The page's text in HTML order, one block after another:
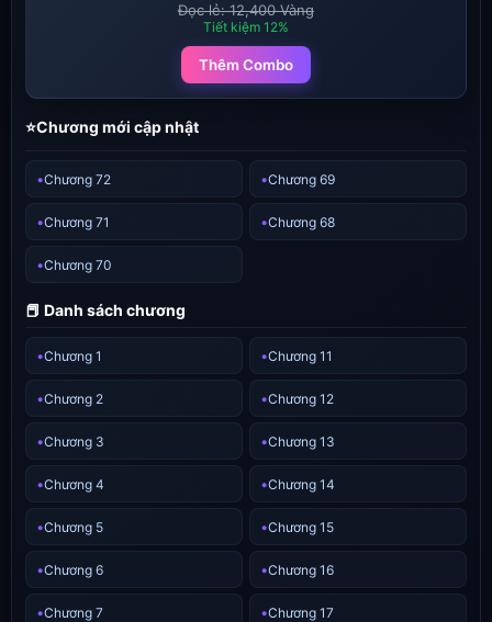
Đọc lẻ: 12,400 Vàng
Tiết kiệm 12%
Thêm Combo
⭐Chương mới cập nhật
Chương 72
Chương 71
Chương 70
Chương 69
Chương 68
📕 Danh sách chương
Chương 1
Chương 2
Chương 3
Chương 4
Chương 5
Chương 6
Chương 7
Chương 11
Chương 12
Chương 13
Chương 14
Chương 15
Chương 16
Chương 17